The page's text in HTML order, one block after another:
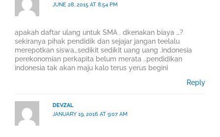
JUNE 28, 2015 AT 8:54 PM
apakah daftar ulang untuk SMA . dkenakan biaya …?
sekiranya pihak pendidik dan sejajar jangan teelalu
merepotkan siswa…sedikit sedikit uang uang .indonesia
perekonomian perkapita belum merata ..pendidikan
indonesia tak akan maju kalo terus yerus begini
Reply
DEVZAL
JANUARY 19, 2016 AT 9:07 AM